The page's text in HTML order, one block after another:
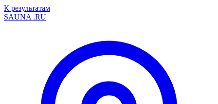
К результатам
SAUNA .RU